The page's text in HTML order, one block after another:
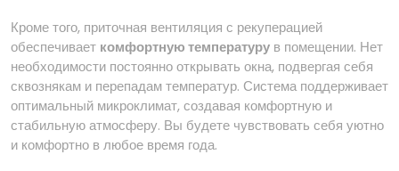
Кроме того, приточная вентиляция с рекуперацией
обеспечивает комфортную температуру в помещении. Нет
необходимости постоянно открывать окна, подвергая себя
сквознякам и перепадам температур. Система поддерживает
оптимальный микроклимат, создавая комфортную и
стабильную атмосферу. Вы будете чувствовать себя уютно
и комфортно в любое время года.